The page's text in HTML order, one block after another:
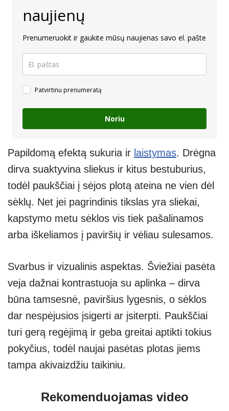
naujienų
Prenumeruokit ir gaukite mūsų naujienas savo el. pašte
Patvirtinu prenumeratą
Noriu
Papildomą efektą sukuria ir laistymas. Drėgna
dirva suaktyvina sliekus ir kitus bestuburius,
todėl paukščiai į sėjos plotą ateina ne vien dėl
sėklų. Net jei pagrindinis tikslas yra sliekai,
kapstymo metu sėklos vis tiek pašalinamos
arba iškeliamos į paviršių ir vėliau sulesamos.
Svarbus ir vizualinis aspektas. Šviežiai pasėta
veja dažnai kontrastuoja su aplinka – dirva
būna tamsesnė, paviršius lygesnis, o sėklos
dar nespėjusios įsigerti ar įsiterpti. Paukščiai
turi gerą regėjimą ir geba greitai aptikti tokius
pokyčius, todėl naujai pasėtas plotas jiems
tampa akivaizdžiu taikiniu.
Rekomenduojamas video